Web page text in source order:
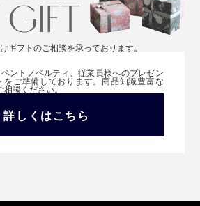
ギフトのご相談を承っております。
ントノベルティ、従業員様へのプレゼン
をご準備しております。商品知識豊富な
相談ください。
詳しくはこちら